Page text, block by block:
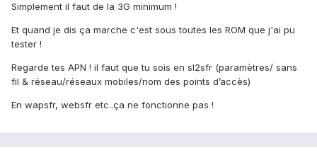
Simplement il faut de la 3G minimum !
Et quand je dis ça marche c'est sous toutes les ROM que j'ai pu
tester !
Regarde tes APN ! il faut que tu sois en sl2sfr (paramètres/ sans
fil & réseau/réseaux mobiles/nom des points d’accès)
En wapsfr, websfr etc..ça ne fonctionne pas !